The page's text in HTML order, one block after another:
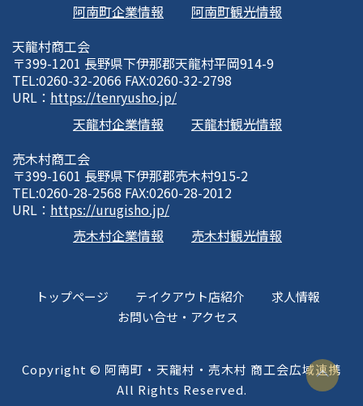
阿南町企業情報
阿南町観光情報
天龍村商工会
〒399-1201 長野県下伊那郡天龍村平岡914-9
TEL:0260-32-2066 FAX:0260-32-2798
URL： https://tenryusho.jp/
天龍村企業情報
天龍村観光情報
売木村商工会
〒399-1601 長野県下伊那郡売木村915-2
TEL:0260-28-2568 FAX:0260-28-2012
URL： https://urugisho.jp/
売木村企業情報
売木村観光情報
トップページ テイクアウト店紹介
求人情報
お問い合せ・アクセス
Copyright © 阿南町・天龍村・売木村 商工会広域連携
All Rights Reserved.